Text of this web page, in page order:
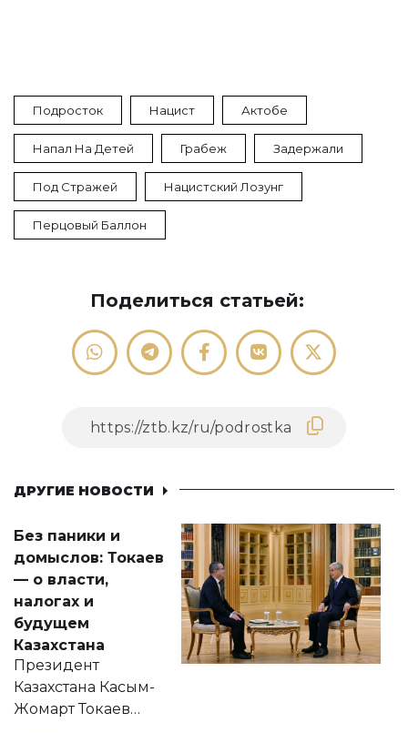
Подросток Нацист Актобе
Напал На Детей Грабеж Задержали
Под Стражей Нацистский Лозунг
Перцовый Баллон
Поделиться статьей:
ДРУГИЕ НОВОСТИ
Без паники и
домыслов: Токаев
— о власти,
налогах и
будущем
Казахстана
Президент
Казахстана Касым-
Жомарт Токаев